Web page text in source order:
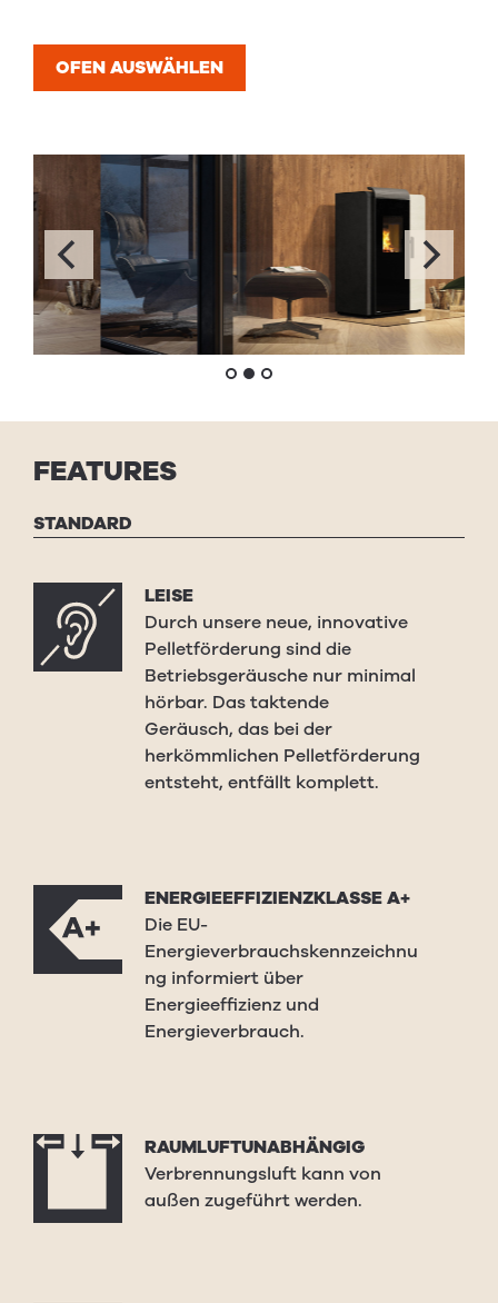
OFEN AUSWÄHLEN
FEATURES
STANDARD
LEISE
Durch unsere neue, innovative
Pelletförderung sind die
Betriebsgeräusche nur minimal
hörbar. Das taktende
Geräusch, das bei der
herkömmlichen Pelletförderung
entsteht, entfällt komplett.
ENERGIEEFFIZIENZKLASSE A+
Die EU-
Energieverbrauchskennzeichnu
ng informiert über
Energieeffizienz und
Energieverbrauch.
RAUMLUFTUNABHÄNGIG
Verbrennungsluft kann von
außen zugeführt werden.